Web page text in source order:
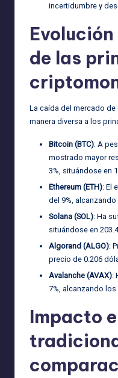
incertidumbre y
de las
La caída del mercado
manera diversa a los
Bitcoin (BTC): A
mostrado mayor
3%, situándose en
Ethereum (ETH): El
del 9%, alcanzando
Solana (SOL): Ha
situándose en
Algorand (ALGO):
precio de 0.206
Avalanche (AVAX):
7%, alcanzando
Impacto